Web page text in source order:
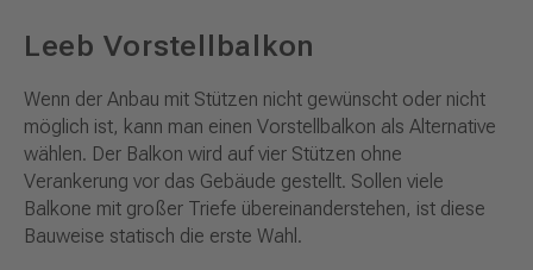
Leeb Vorstellbalkon
Wenn der Anbau mit Stützen nicht gewünscht oder nicht
möglich ist, kann man einen Vorstellbalkon als Alternative
wählen. Der Balkon wird auf vier Stützen ohne
Verankerung vor das Gebäude gestellt. Sollen viele
Balkone mit großer Triefe übereinanderstehen, ist diese
Bauweise statisch die erste Wahl.